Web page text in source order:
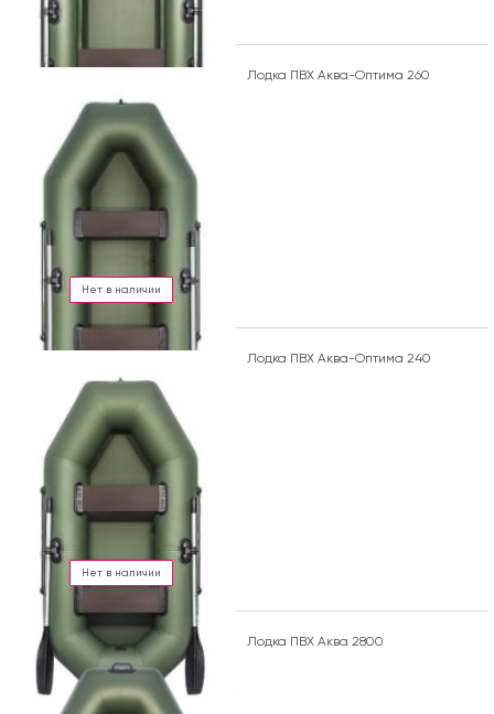
Нет в наличии
Лодка ПВХ Аква-Оптима 260
Нет в наличии
Лодка ПВХ Аква-Оптима 240
Лодка ПВХ Аква 2800